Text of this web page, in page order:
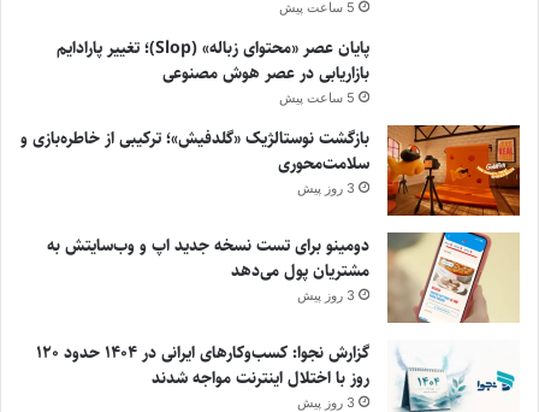
5 ساعت پیش
پایان عصر «محتوای زباله» (Slop)؛ تغییر پارادایم
بازاریابی در عصر هوش مصنوعی
5 ساعت پیش
بازگشت نوستالژیک «گلدفیش»؛ ترکیبی از خاطره‌بازی و
سلامت‌محوری
3 روز پیش
دومینو برای تست نسخه جدید اپ و وب‌سایتش به
مشتریان پول می‌دهد
3 روز پیش
گزارش نجوا: کسب‌وکارهای ایرانی در ۱۴۰۴ حدود ۱۲۰
روز با اختلال اینترنت مواجه شدند
3 روز پیش